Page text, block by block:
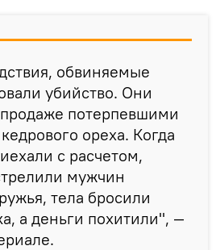
обвиняемые
убийство. Они
потерпевшими
ореха. Когда
с расчетом,
мужчин
тела бросили
а деньги похитили", —